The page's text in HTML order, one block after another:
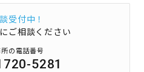
受付中！
ご相談ください
の電話番号
5281